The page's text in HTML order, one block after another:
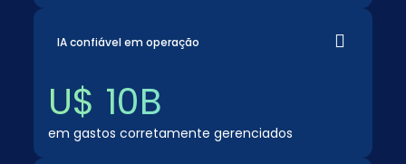
IA confiável em operação
U$ 10B
em gastos corretamente gerenciados